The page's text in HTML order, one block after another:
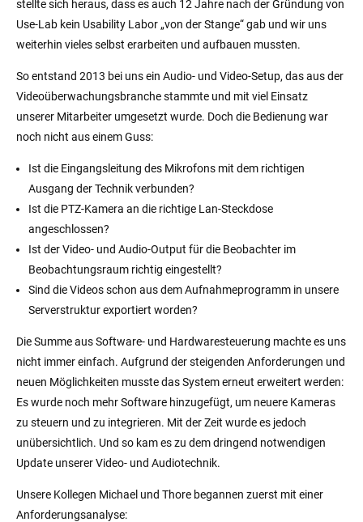
stellte sich heraus, dass es auch 12 Jahre nach der Gründung von
Use-Lab kein Usability Labor „von der Stange“ gab und wir uns
weiterhin vieles selbst erarbeiten und aufbauen mussten.
So entstand 2013 bei uns ein Audio- und Video-Setup, das aus der
Videoüberwachungsbranche stammte und mit viel Einsatz
unserer Mitarbeiter umgesetzt wurde. Doch die Bedienung war
noch nicht aus einem Guss:
Ist die Eingangsleitung des Mikrofons mit dem richtigen
Ausgang der Technik verbunden?
Ist die PTZ-Kamera an die richtige Lan-Steckdose
angeschlossen?
Ist der Video- und Audio-Output für die Beobachter im
Beobachtungsraum richtig eingestellt?
Sind die Videos schon aus dem Aufnahmeprogramm in unsere
Serverstruktur exportiert worden?
Die Summe aus Software- und Hardwaresteuerung machte es uns
nicht immer einfach. Aufgrund der steigenden Anforderungen und
neuen Möglichkeiten musste das System erneut erweitert werden:
Es wurde noch mehr Software hinzugefügt, um neuere Kameras
zu steuern und zu integrieren. Mit der Zeit wurde es jedoch
unübersichtlich. Und so kam es zu dem dringend notwendigen
Update unserer Video- und Audiotechnik.
Unsere Kollegen Michael und Thore begannen zuerst mit einer
Anforderungsanalyse: